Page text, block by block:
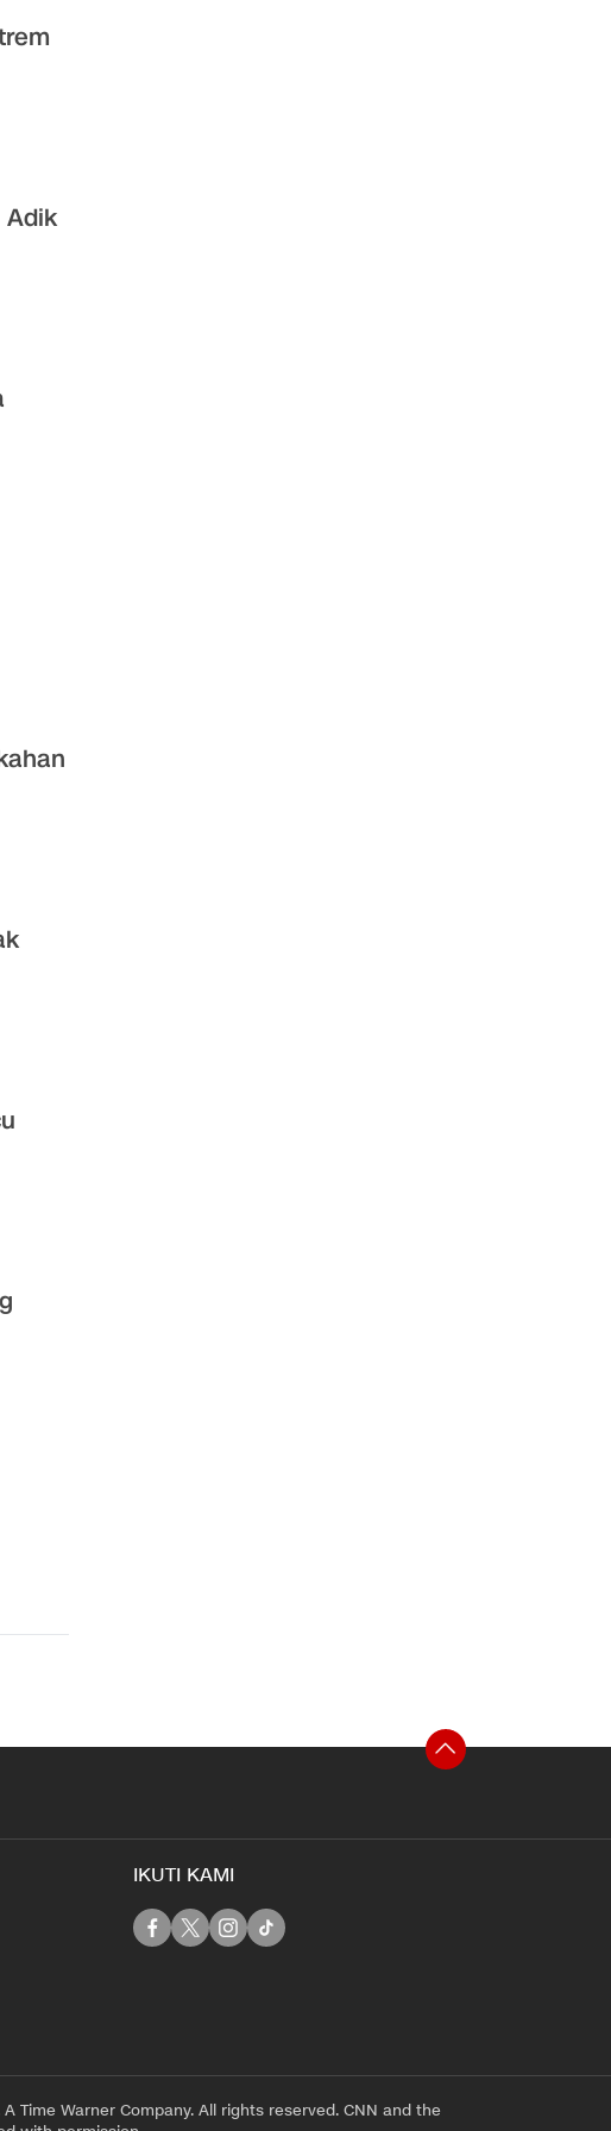
Adik
IKUTI KAMI
Time Warner Company. All rights reserved. CNN and the